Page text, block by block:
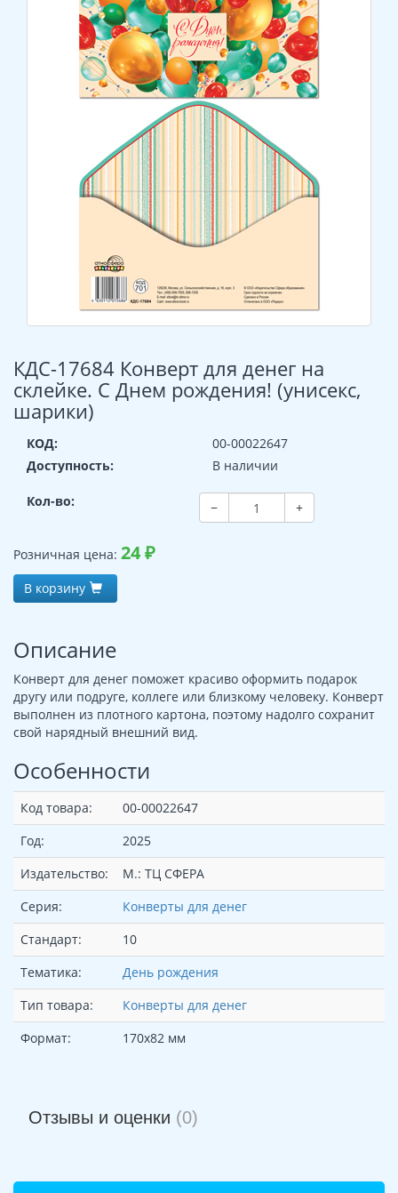
КДС-17684 Конверт для денег на
склейке. С Днем рождения! (унисекс,
шарики)
КОД:
00-00022647
Доступность:
В наличии
Кол-во: − +
Розничная цена: 24₽
В корзину
Описание
Конверт для денег поможет красиво оформить подарок
другу или подруге, коллеге или близкому человеку. Конверт
выполнен из плотного картона, поэтому надолго сохранит
свой нарядный внешний вид.
Особенности
Код товара:
00-00022647
Год:
2025
Издательство:
М.: ТЦ СФЕРА
Серия:
Конверты для денег
Стандарт:
10
Тематика:
День рождения
Тип товара:
Конверты для денег
Формат:
170х82 мм
Отзывы и оценки (0)